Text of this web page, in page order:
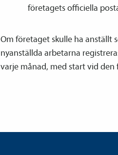
företagets officiella
Om företaget skulle ha anställt
nyanställda arbetarna
varje månad, med start vid